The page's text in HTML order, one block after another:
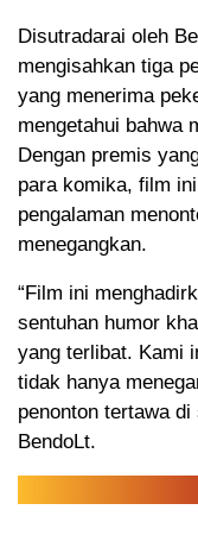
Disutradarai oleh
mengisahkan tiga
yang menerima
mengetahui bahwa
Dengan premis
para komika, film
pengalaman
menegangkan.
“Film ini
sentuhan humor
yang terlibat. Kami
tidak hanya
penonton tertawa
BendoLt.